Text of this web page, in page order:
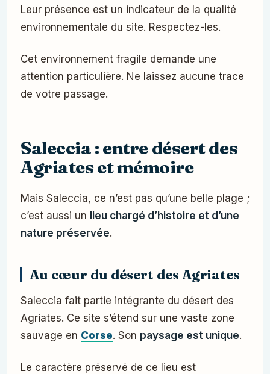
Leur présence est un indicateur de la qualité
environnementale du site. Respectez-les.
Cet environnement fragile demande une
attention particulière. Ne laissez aucune trace
de votre passage.
Saleccia : entre désert des
Agriates et mémoire
Mais Saleccia, ce n’est pas qu’une belle plage ;
c’est aussi un lieu chargé d’histoire et d’une
nature préservée.
Au cœur du désert des Agriates
Saleccia fait partie intégrante du désert des
Agriates. Ce site s’étend sur une vaste zone
sauvage en Corse. Son paysage est unique.
Le caractère préservé de ce lieu est